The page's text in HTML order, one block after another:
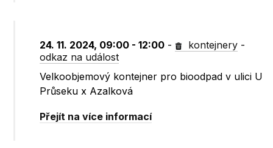
24. 11. 2024, 09:00 - 12:00 - kontejnery -
odkaz na událost
Velkoobjemový kontejner pro bioodpad v ulici U
Průseku x Azalková
Přejít na více informací